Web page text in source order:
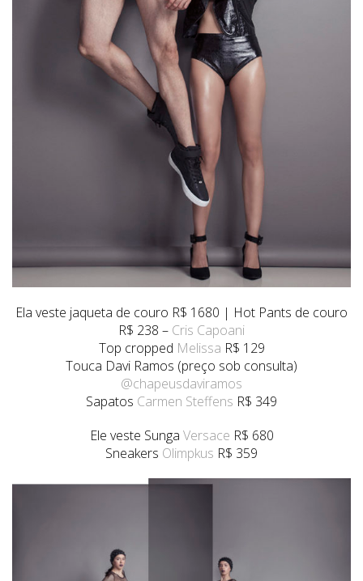
Ela veste jaqueta de couro R$ 1680 | Hot Pants de couro
R$ 238 – Cris Capoani
Top cropped Melissa R$ 129
Touca Davi Ramos (preço sob consulta)
@chapeusdaviramos
Sapatos Carmen Steffens R$ 349
Ele veste Sunga Versace R$ 680
Sneakers Olimpkus R$ 359